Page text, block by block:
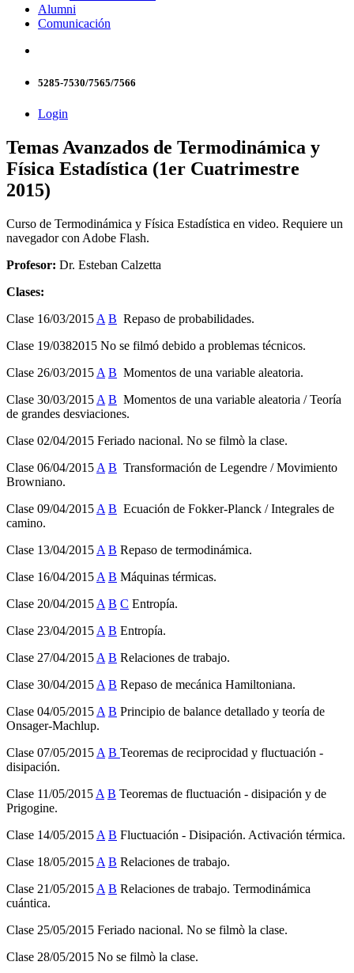
Alumni
Comunicación
5285-7530/7565/7566
Login
Temas Avanzados de Termodinámica y
Física Estadística (1er Cuatrimestre
2015)
Curso de Termodinámica y Física Estadística en video. Requiere un
navegador con Adobe Flash.
Profesor: Dr. Esteban Calzetta
Clases:
Clase 16/03/2015 A B Repaso de probabilidades.
Clase 19/0382015 No se filmó debido a problemas técnicos.
Clase 26/03/2015 A B Momentos de una variable aleatoria.
Clase 30/03/2015 A B Momentos de una variable aleatoria / Teoría
de grandes desviaciones.
Clase 02/04/2015 Feriado nacional. No se filmò la clase.
Clase 06/04/2015 A B Transformación de Legendre / Movimiento
Browniano.
Clase 09/04/2015 A B Ecuación de Fokker-Planck / Integrales de
camino.
Clase 13/04/2015 A B Repaso de termodinámica.
Clase 16/04/2015 A B Máquinas térmicas.
Clase 20/04/2015 A B C Entropía.
Clase 23/04/2015 A B Entropía.
Clase 27/04/2015 A B Relaciones de trabajo.
Clase 30/04/2015 A B Repaso de mecánica Hamiltoniana.
Clase 04/05/2015 A B Principio de balance detallado y teoría de
Onsager-Machlup.
Clase 07/05/2015 A B Teoremas de reciprocidad y fluctuación -
disipación.
Clase 11/05/2015 A B Teoremas de fluctuación - disipación y de
Prigogine.
Clase 14/05/2015 A B Fluctuación - Disipación. Activación térmica.
Clase 18/05/2015 A B Relaciones de trabajo.
Clase 21/05/2015 A B Relaciones de trabajo. Termodinámica
cuántica.
Clase 25/05/2015 Feriado nacional. No se filmò la clase.
Clase 28/05/2015 No se filmò la clase.